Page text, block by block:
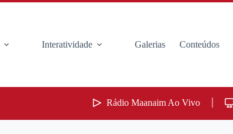
Interatividade Galerias Conteúdos
Rádio Maanaim Ao Vivo